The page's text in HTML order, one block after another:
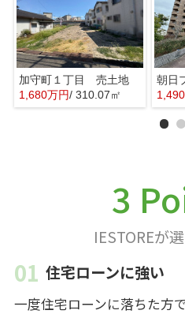
加守町１丁目 売土地
1,680万円/ 310.07㎡
3
IESTOREが
住宅ローンに強い
一度住宅ローンに落ちた方